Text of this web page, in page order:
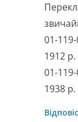
01-
1912 р.
01-
1938